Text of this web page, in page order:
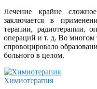
Лечение крайне
заключается в
терапии, радиотерапии,
операций и т. д. Во многом
спровоцировало
больного в целом.
Химиотерапия